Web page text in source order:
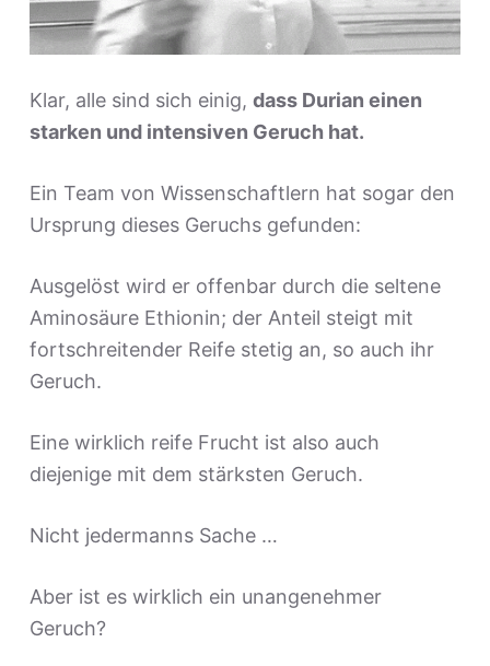
Klar, alle sind sich einig, dass Durian einen
starken und intensiven Geruch hat.
Ein Team von Wissenschaftlern hat sogar den
Ursprung dieses Geruchs gefunden:
Ausgelöst wird er offenbar durch die seltene
Aminosäure Ethionin; der Anteil steigt mit
fortschreitender Reife stetig an, so auch ihr
Geruch.
Eine wirklich reife Frucht ist also auch
diejenige mit dem stärksten Geruch.
Nicht jedermanns Sache …
Aber ist es wirklich ein unangenehmer
Geruch?